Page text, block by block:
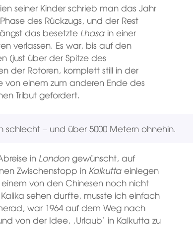
seiner Kinder schrieb man das Jahr
des Rückzugs, und der Rest
das besetzte Lhasa in einer
verlassen. Es war, bis auf den
(just über der Spitze des
der Rotoren, komplett still in der
von einem zum anderen Ende des
Tribut gefordert.
– und über 5000 Metern ohnehin.
in London gewünscht, auf
Zwischenstopp in Kalkutta einlegen
von den Chinesen noch nicht
sehen durfte, musste ich einfach
war 1964 auf dem Weg nach
von der Idee, ‚Urlaub‘ in Kalkutta zu